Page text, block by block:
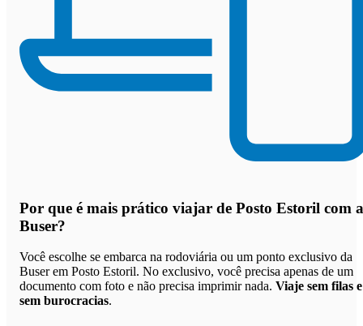
Por que é mais prático viajar de Posto Estoril com a
Buser?
Você escolhe se embarca na rodoviária ou um ponto exclusivo da
Buser em Posto Estoril. No exclusivo, você precisa apenas de um
documento com foto e não precisa imprimir nada. Viaje sem filas e
sem burocracias.